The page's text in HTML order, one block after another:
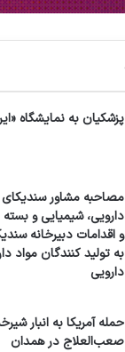
پزشکیان به نمایشگاه
مصاحبه مشاور سندیکای
دارویی، شیمیایی و بسته
و اقدامات دبیرخانه
به تولید کنندگان مواد
دارویی
حمله آمریکا به انبار
صعب‌العلاج در همدان